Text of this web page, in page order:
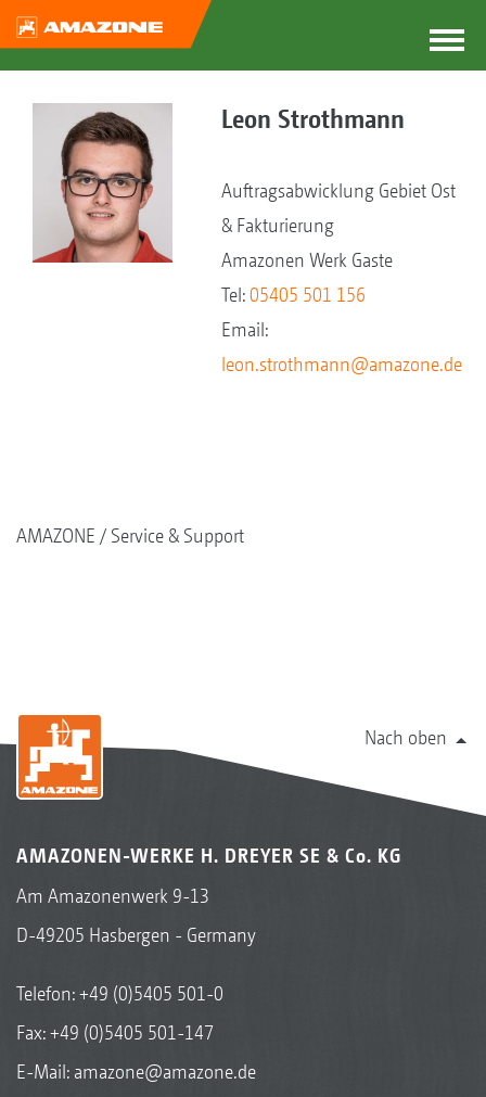
Leon Strothmann
Auftragsabwicklung Gebiet Ost
& Fakturierung
Amazonen Werk Gaste
Tel:05405 501 156
Email:
leon.strothmann@amazone.de
AMAZONE Service & Support
Nach oben
AMAZONEN-WERKE H. DREYER SE & Co. KG
Am Amazonenwerk 9-13
D-49205 Hasbergen - Germany
Telefon:+49 (0)5405 501-0
Fax: +49 (0)5405 501-147
E-Mail: amazone@amazone.de